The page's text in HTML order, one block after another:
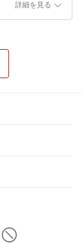
詳細を見る